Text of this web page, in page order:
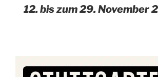
12. bis zum 29. November